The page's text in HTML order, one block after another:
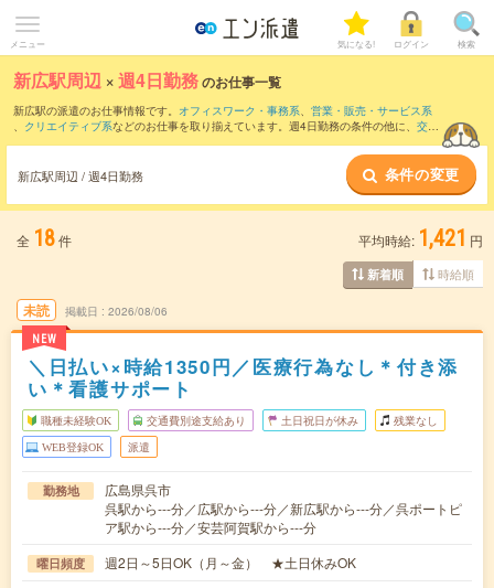
メニュー 気になる! ログイン 検索
新広駅周辺 ×週4日勤務のお仕事一覧
新広駅の派遣のお仕事情報です。 オフィスワーク・事務系、 営業・販売・サービス系
、 クリエイティブ系などのお仕事を取り揃えています。週4日勤務の条件の他に、 交通
新広駅周辺 / 週4日勤務 条件の変更
全 18件 平均時給: 1,421 円
新着順 時給順
未読
NEW
掲載日 2026/08/06
＼日払い×時給1350円／医療行為なし＊付き添
い＊看護サポート
職種未経験OK 交通費別途支給あり 土日祝日が休み 残業なし
WEB登録OK 派遣
勤務地
広島県呉市
呉駅から---分／広駅から---分／新広駅から---分／呉ポートピ
ア駅から---分／安芸阿賀駅から---分
曜日頻度 週2日～5日OK（月～金） ★土日休みOK